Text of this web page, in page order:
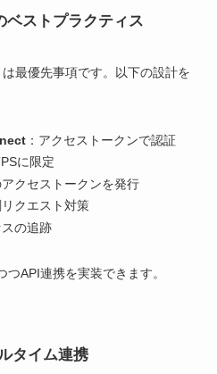
ベストプラクティス
最優先事項です。以下の設計を
：アクセストークンで認証
に限定
クセストークンを発行
リクエスト対策
の追跡
API連携を実装できます。
タイム連携